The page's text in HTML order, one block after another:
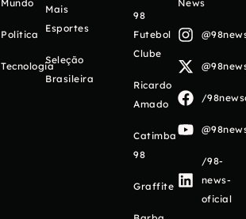
Mundo
Política
Tecnologia
Mais
Esportes
Seleção
Brasileira
98
Futebol
Clube
Ricardo
Amado
Catimba
98
Graffite
News
/
/98-
news-
oficial